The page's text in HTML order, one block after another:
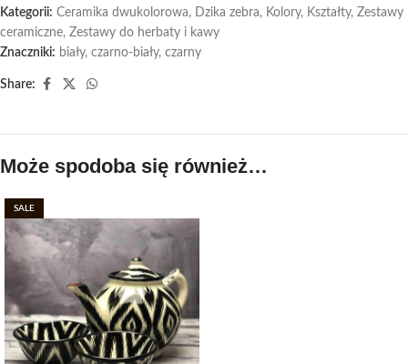
Kategorii: Ceramika dwukolorowa, Dzika zebra, Kolory, Kształty, Zestawy
ceramiczne, Zestawy do herbaty i kawy
Znaczniki: biały, czarno-biały, czarny
Share:
Może spodoba się również…
SALE